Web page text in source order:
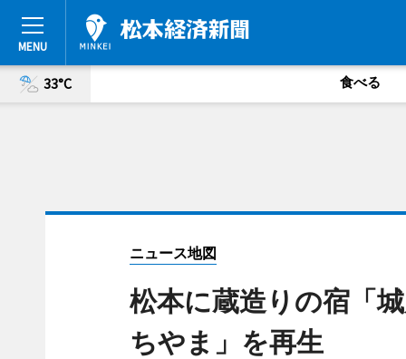
33°C 食べる
ニュース地図
松本に蔵造りの宿「
ちやま」を再生